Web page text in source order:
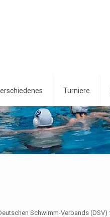
Turniere
Schwimm-Verbands (DSV)